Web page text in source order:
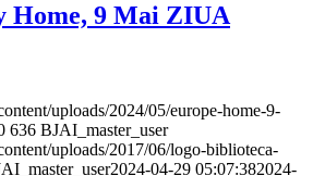
Home, 9 Mai ZIUA
uploads/2024/05/europe-home-9-
636 BJAI_master_user
uploads/2017/06/logo-biblioteca-
2024-04-29 05:07:382024-